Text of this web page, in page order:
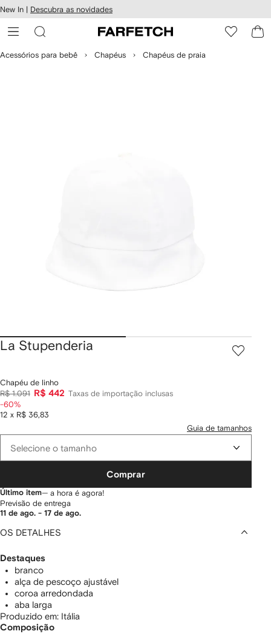
o
New In | Descubra as novidades
Acessórios para bebê Chapéus Chapéus de praia
La Stupenderia
Chapéu de linho
R$ 1.091
R$ 442
12 x R$ 36,83
Taxas de importação inclusas
-60%
Guia de tamanhos
Selecione o tamanho
Comprar
Último item— a hora é agora!
Previsão de entrega
11 de ago. - 17 de ago.
OS DETALHES
Destaques
branco
alça de pescoço ajustável
coroa arredondada
aba larga
Produzido em: Itália
Composição